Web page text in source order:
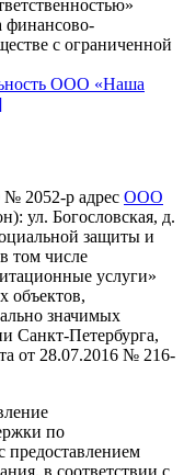
финансово-
с ограниченной
ООО «Наша
№ 2052-р адрес ООО
ул. Богословская, д.
защиты и
том числе
услуги»
объектов,
значимых
Санкт-Петербурга,
от 28.07.2016 № 216-
по
предоставлением